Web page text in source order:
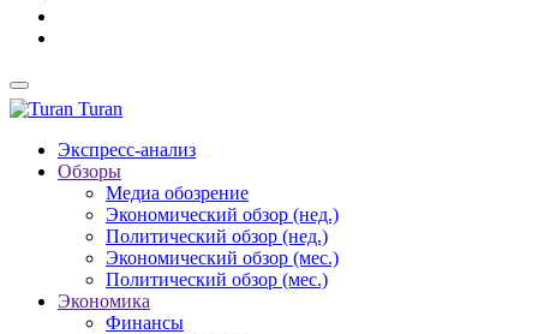
Turan
Экспресс-анализ
Обзоры
Медиа обозрение
Экономический обзор (нед.)
Политический обзор (нед.)
Экономический обзор (мес.)
Политический обзор (мес.)
Экономика
Финансы